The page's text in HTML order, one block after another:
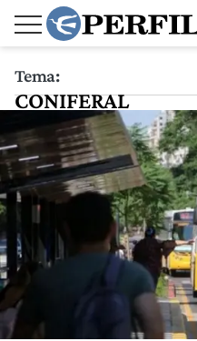
Tema:
CONIFERAL